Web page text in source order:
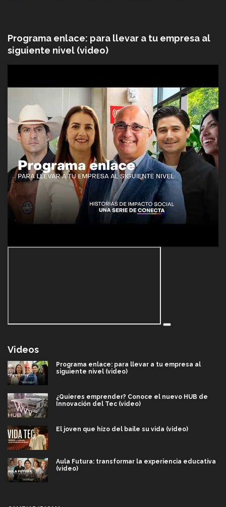
Programa enlace: para llevar a tu empresa al
siguiente nivel (video)
Videos
Programa enlace: para llevar a tu empresa al
siguiente nivel (video)
¿Quieres emprender? Conoce el nuevo HUB de
Innovación del Tec (video)
El joven que hizo del baile su vida (video)
Aula Futura: transformar la experiencia educativa
(video)